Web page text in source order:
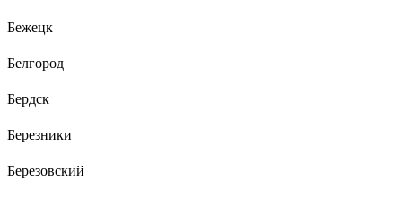
Бежецк
Белгород
Бердск
Березники
Березовский